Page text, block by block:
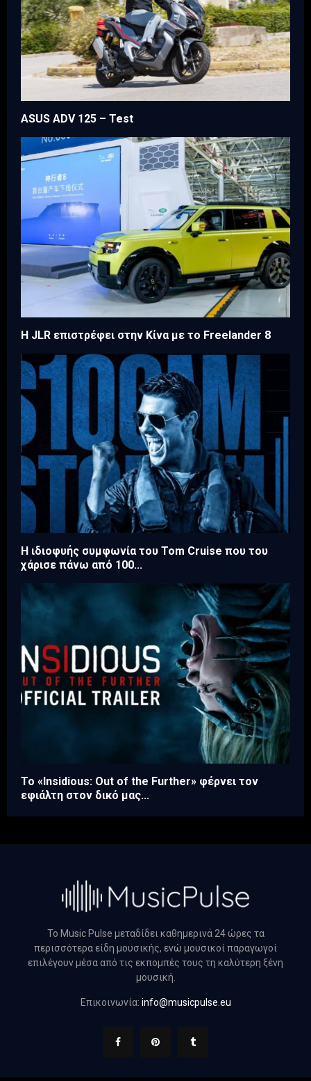
ASUS ADV 125 – Test
Η JLR επιστρέφει στην Κίνα με το Freelander 8
Η ιδιοφυής συμφωνία του Tom Cruise που του
χάρισε πάνω από 100...
Το «Insidious: Out of the Further» φέρνει τον
εφιάλτη στον δικό μας...
Το Music Pulse μεταδίδει καθημερινά 24 ώρες τα
περισσότερα είδη μουσικής, ενώ μουσικοί παραγωγοί
επιλέγουν μέσα από τις εκπομπές τους τη καλύτερη ξένη
μουσική.
Επικοινωνία: info@musicpulse.eu